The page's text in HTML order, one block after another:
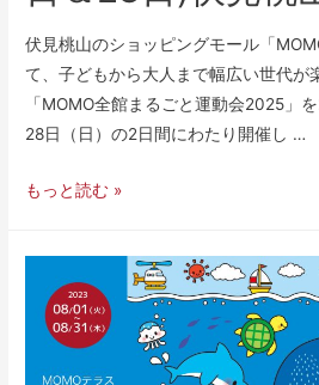
伏見桃山のショッピングモール「
て、子どもから大人まで幅広い世代が
「MOMO全館まるごと運動会2025」
28日（日）の2日間にわたり開催し …
もっと読む »